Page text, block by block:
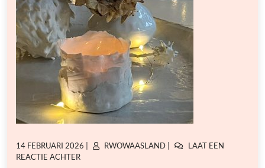
GEPLAATST
OP
14 FEBRUARI 2026
GEPLAATST
RWOWAASLAND
LAAT EEN
REACTIE ACHTEROP